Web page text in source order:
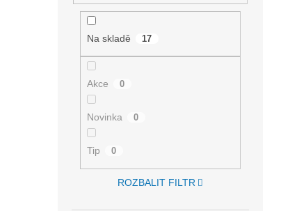
Na skladě 17
Akce 0
Novinka 0
Tip 0
ROZBALIT FILTR